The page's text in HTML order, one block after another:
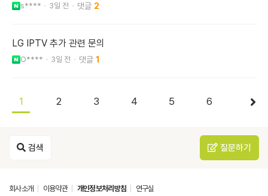
s**** 3일 전 2
LG IPTV 추가 관련 문의
O**** 3일 전 1
1 2 3 4 5 6
검색 질문하기
회사소개 이용약관 개인정보처리방침 연구실